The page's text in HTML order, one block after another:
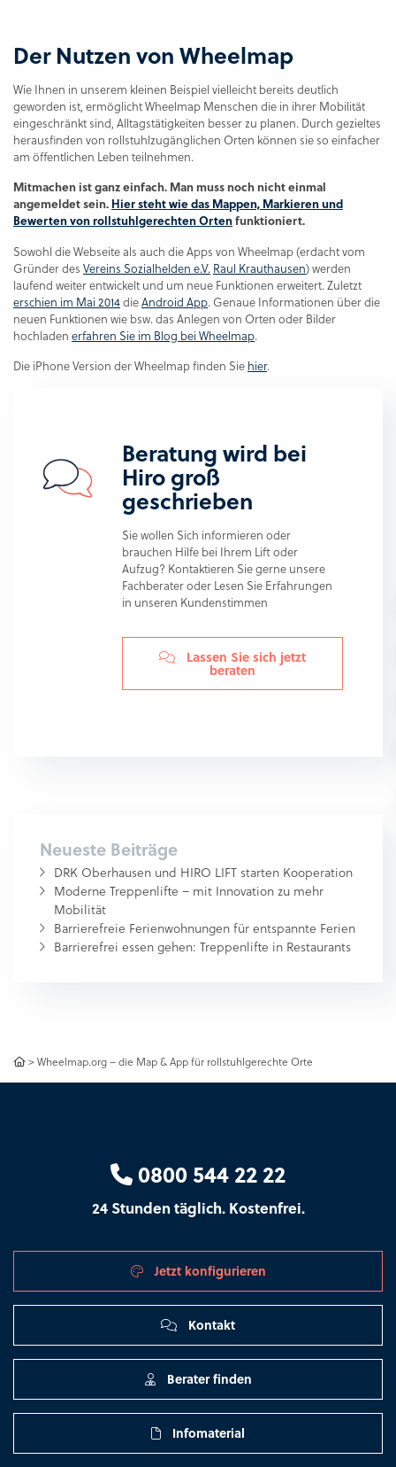
Der Nutzen von Wheelmap
Wie Ihnen in unserem kleinen Beispiel vielleicht bereits deutlich
geworden ist, ermöglicht Wheelmap Menschen die in ihrer Mobilität
eingeschränkt sind, Alltagstätigkeiten besser zu planen. Durch gezieltes
herausfinden von rollstuhlzugänglichen Orten können sie so einfacher
am öffentlichen Leben teilnehmen.
Mitmachen ist ganz einfach. Man muss noch nicht einmal
angemeldet sein. Hier steht wie das Mappen, Markieren und
Bewerten von rollstuhlgerechten Ortenfunktioniert.
Sowohl die Webseite als auch die Apps von Wheelmap (erdacht vom
Gründer des Vereins Sozialhelden e.V. Raul Krauthausen) werden
laufend weiter entwickelt und um neue Funktionen erweitert. Zuletzt
erschien im Mai 2014dieAndroid App. Genaue Informationen über die
neuen Funktionen wie bsw. das Anlegen von Orten oder Bilder
hochladen erfahren Sie im Blog bei Wheelmap.
Die iPhone Version der Wheelmap finden Sie hier.
Beratung wird bei
Hiro groß
geschrieben
Sie wollen Sich informieren oder
brauchen Hilfe bei Ihrem Lift oder
Aufzug? Kontaktieren Sie gerne unsere
Fachberater oder Lesen Sie Erfahrungen
in unseren Kundenstimmen
Lassen Sie sich jetzt
beraten
Neueste Beiträge
DRK Oberhausen und HIRO LIFT starten Kooperation
Moderne Treppenlifte – mit Innovation zu mehr
Mobilität
Barrierefreie Ferienwohnungen für entspannte Ferien
Barrierefrei essen gehen: Treppenlifte in Restaurants
>Wheelmap.org – die Map & App für rollstuhlgerechte Orte
0800 544 22 22
24 Stunden täglich. Kostenfrei.
Jetzt konfigurieren
Kontakt
Berater finden
Infomaterial